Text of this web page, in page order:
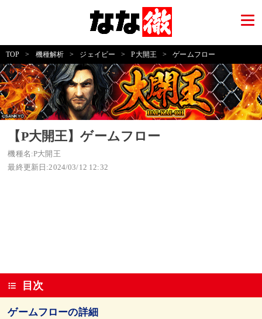
TOP > 機種解析 > ジェイビー > P大開王 > ゲームフロー
【P大開王】ゲームフロー
機種名:P大開王
最終更新日:2024/03/12 12:32
目次
ゲームフローの詳細